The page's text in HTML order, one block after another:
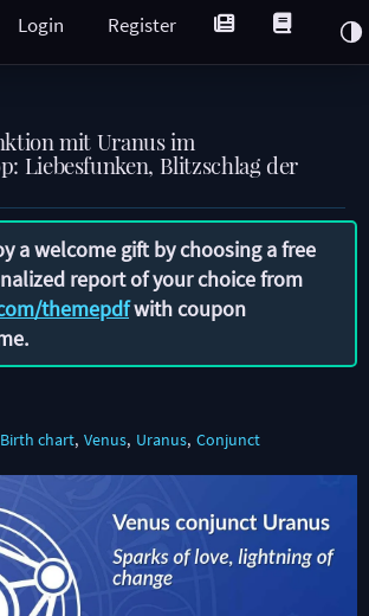
Register
Login
mit Uranus im
Liebesfunken, Blitzschlag der
a welcome gift by choosing a free
report of your choice from
themepdfwith coupon
.
Birth chart Venus Uranus Conjunct